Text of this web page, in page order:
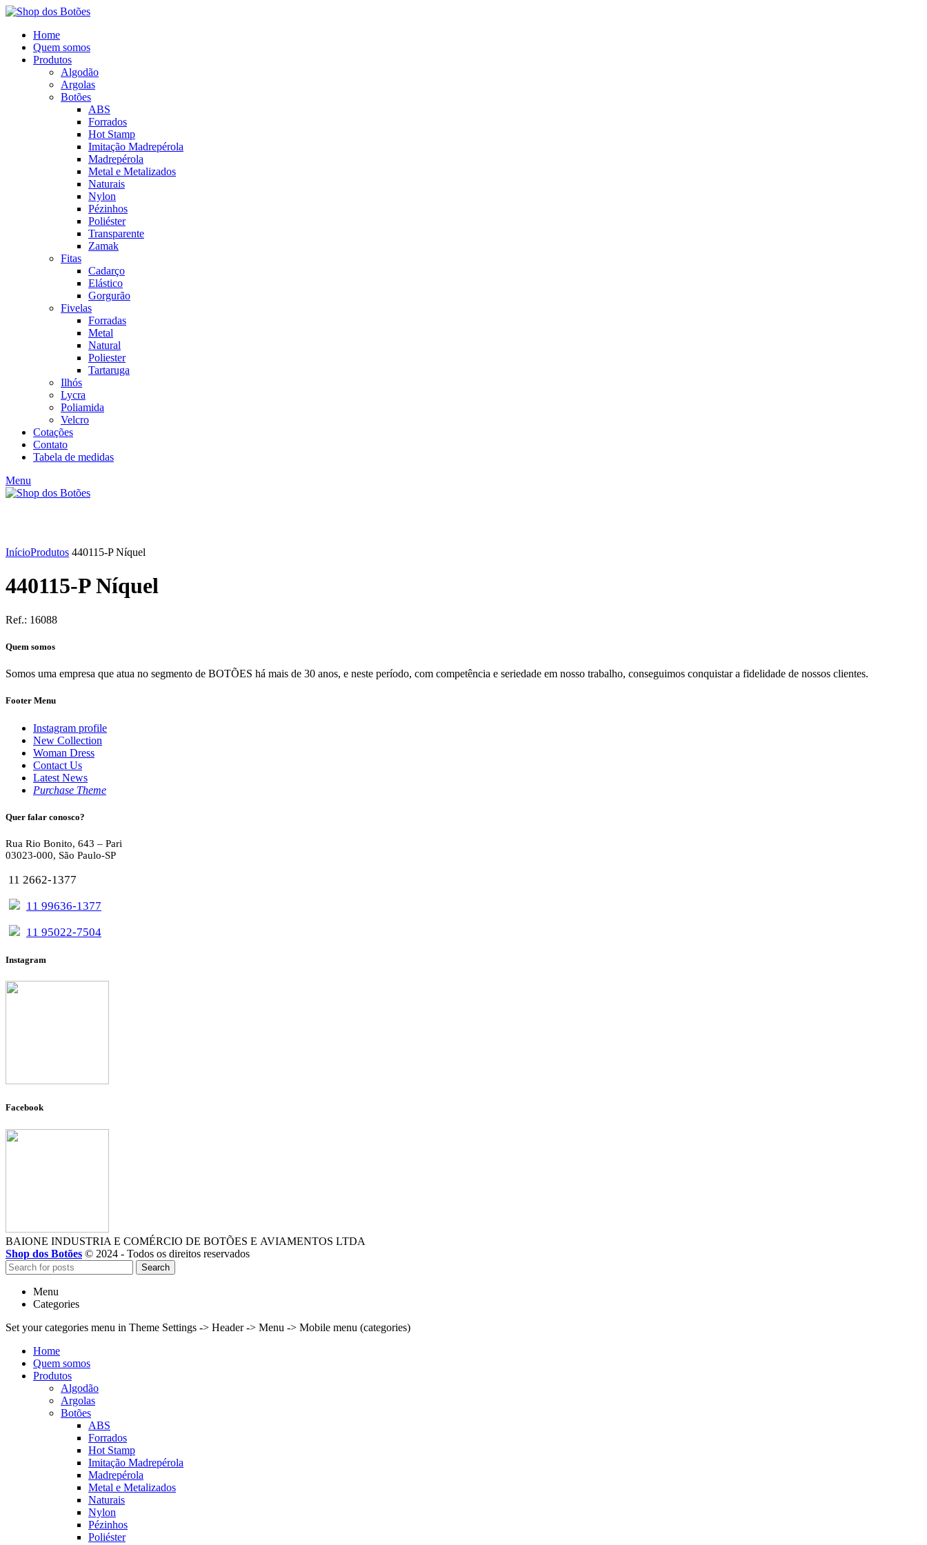
Home
Quem somos
Produtos
Algodão
Argolas
Botões
ABS
Forrados
Hot Stamp
Imitação Madrepérola
Madrepérola
Metal e Metalizados
Naturais
Nylon
Pézinhos
Poliéster
Transparente
Zamak
Fitas
Cadarço
Elástico
Gorgurão
Fivelas
Forradas
Metal
Natural
Poliester
Tartaruga
Ilhós
Lycra
Poliamida
Velcro
Cotações
Contato
Tabela de medidas
Menu
InícioProdutos 440115-P Níquel
440115-P Níquel
Ref.: 16088
Quem somos
Somos uma empresa que atua no segmento de BOTÕES há mais de 30 anos, e neste período, com competência e seriedade em nosso trabalho, conseguimos conquistar a fidelidade de nossos clientes.
Footer Menu
Instagram profile
New Collection
Woman Dress
Contact Us
Latest News
Purchase Theme
Quer falar conosco?
Rua Rio Bonito, 643 – Pari
03023-000, São Paulo-SP
11 2662-1377
11 99636-1377
11 95022-7504
Instagram
Facebook
BAIONE INDUSTRIA E COMÉRCIO DE BOTÕES E AVIAMENTOS LTDA
Shop dos Botões © 2024 - Todos os direitos reservados
Search
Menu
Categories
Set your categories menu in Theme Settings -> Header -> Menu -> Mobile menu (categories)
Home
Quem somos
Produtos
Algodão
Argolas
Botões
ABS
Forrados
Hot Stamp
Imitação Madrepérola
Madrepérola
Metal e Metalizados
Naturais
Nylon
Pézinhos
Poliéster